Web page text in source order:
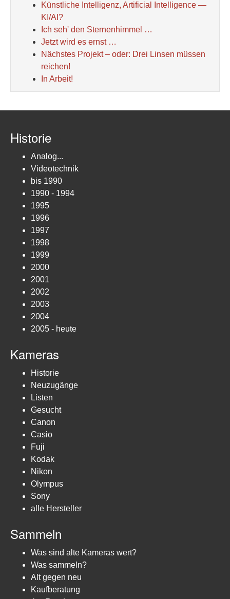
Künstliche Intelligenz, Artificial Intelligence —
KI/AI?
Ich seh' den Sternenhimmel …
Jetzt wird es ernst …
Nächstes Projekt – oder: Drei Linsen müssen
reichen!
In Arbeit!
Historie
Analog...
Videotechnik
bis 1990
1990 - 1994
1995
1996
1997
1998
1999
2000
2001
2002
2003
2004
2005 - heute
Kameras
Historie
Neuzugänge
Listen
Gesucht
Canon
Casio
Fuji
Kodak
Nikon
Olympus
Sony
alle Hersteller
Sammeln
Was sind alte Kameras wert?
Was sammeln?
Alt gegen neu
Kaufberatung